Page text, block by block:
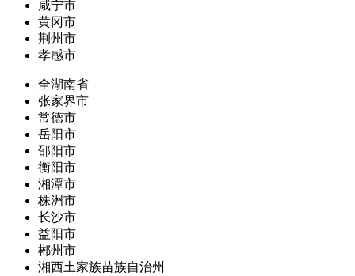
咸宁市
黄冈市
荆州市
孝感市
全湖南省
张家界市
常德市
岳阳市
邵阳市
衡阳市
湘潭市
株洲市
长沙市
益阳市
郴州市
湘西土家族苗族自治州